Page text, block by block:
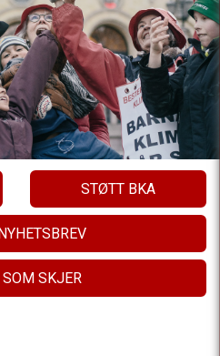
STØTT BKA
SOM SKJER